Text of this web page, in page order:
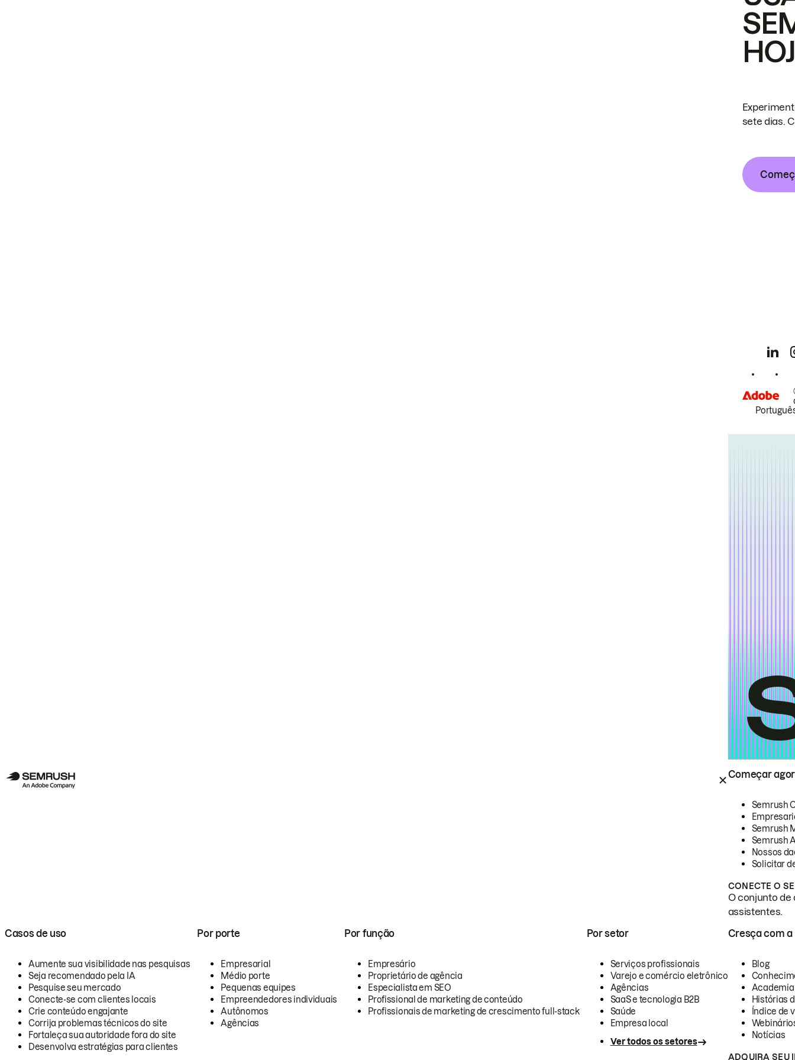
Começar
Semrush
Semrush
Semrush
Nossos
Solicitar
CONECTE O
O conjunto de
assistentes.
Casos de uso
Aumente sua visibilidade nas pesquisas
Seja recomendado pela IA
Pesquise seu mercado
Conecte-se com clientes locais
Crie conteúdo engajante
Corrija problemas técnicos do site
Fortaleça sua autoridade fora do site
Desenvolva estratégias para clientes
Por porte
Empresarial
Médio porte
Pequenas equipes
Empreendedores individuais
Autônomos
Agências
Por função
Empresário
Proprietário de agência
Especialista em SEO
Profissional de marketing de conteúdo
Profissionais de marketing de crescimento full-stack
Por setor
Serviços profissionais
Varejo e comércio eletrônico
Agências
SaaS e tecnologia B2B
Saúde
Empresa local
Ver todos os setores
Cresça com a
Blog
Academia
Histórias
Índice de
Notícias
ADQUIRA SEU
sete dias.